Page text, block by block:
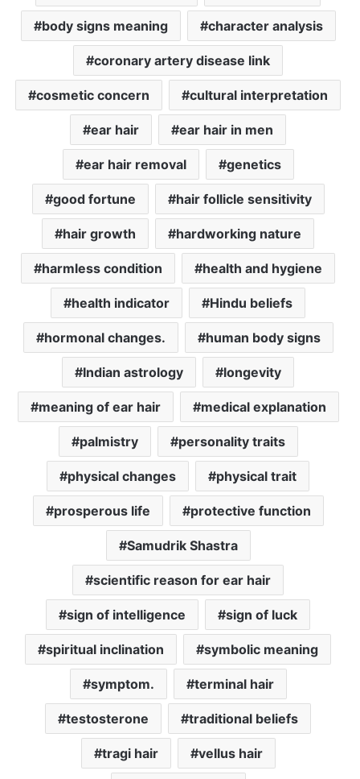
body signs meaning character analysis
coronary artery disease link
cosmetic concern cultural interpretation
ear hair ear hair in men
ear hair removal genetics
good fortune hair follicle sensitivity
hair growth hardworking nature
harmless condition health and hygiene
health indicator Hindu beliefs
hormonal changes. human body signs
Indian astrology longevity
meaning of ear hair medical explanation
palmistry personality traits
physical changes physical trait
prosperous life protective function
Samudrik Shastra
scientific reason for ear hair
sign of intelligence sign of luck
spiritual inclination symbolic meaning
symptom. terminal hair
testosterone traditional beliefs
tragi hair vellus hair